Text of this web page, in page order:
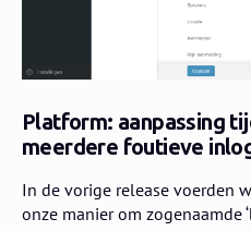
Platform: aanpassing
meerdere foutieve
In de vorige release voerden
onze manier om zogenaamde